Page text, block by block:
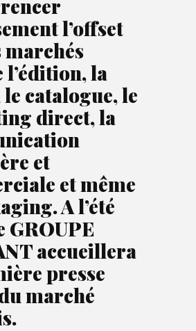
l’offset
marchés
l’édition, la
le catalogue, le
direct, la
et
et même
A l’été
GROUPE
accueillera
presse
marché